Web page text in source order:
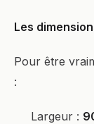
Les
Pour être
:
Largeur :